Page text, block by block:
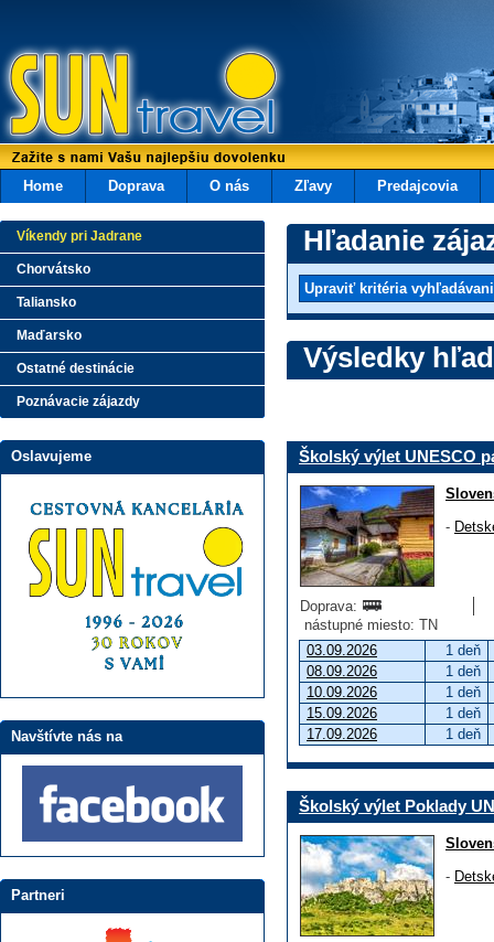
Home Doprava O nás Zľavy Predajcovia
Hľadanie
Výsledky
Školský výlet UNESCO
-
Doprava:
nástupné miesto: TN
03.09.2026
1 deň
08.09.2026
1 deň
10.09.2026
1 deň
15.09.2026
1 deň
17.09.2026
1 deň
Školský výlet Poklady
-
Víkendy pri Jadrane
Chorvátsko
Taliansko
Maďarsko
Ostatné destinácie
Poznávacie zájazdy
Oslavujeme
Navštívte nás na
Partneri